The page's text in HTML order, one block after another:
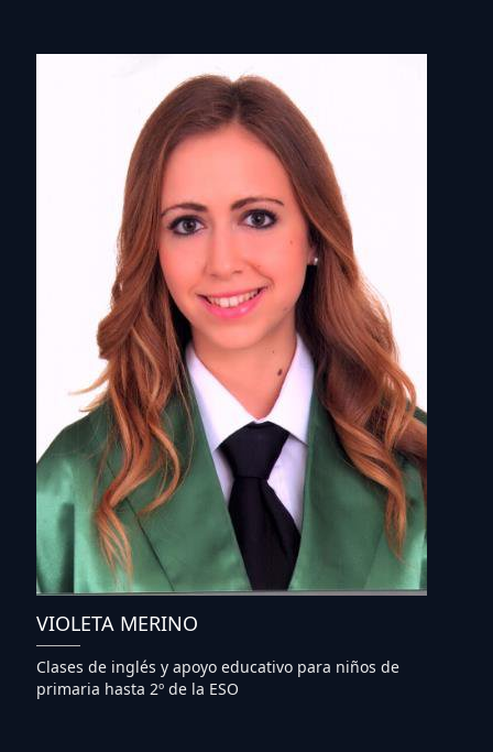
VIOLETA MERINO
Clases de inglés y apoyo educativo para niños de
primaria hasta 2º de la ESO